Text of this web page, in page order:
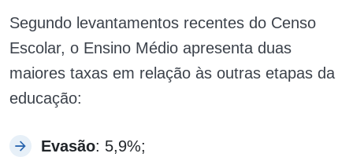
Segundo levantamentos recentes do Censo
Escolar, o Ensino Médio apresenta duas
maiores taxas em relação às outras etapas da
educação:
Evasão: 5,9%;